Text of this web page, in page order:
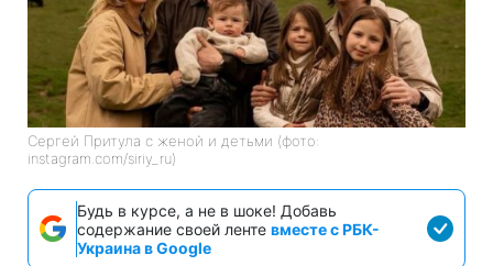
Сергей Притула с женой и детьми (фото:
instagram.com/siriy_ru)
Будь в курсе, а не в шоке! Добавь
содержание своей ленте вместе с РБК-
Украина в Google